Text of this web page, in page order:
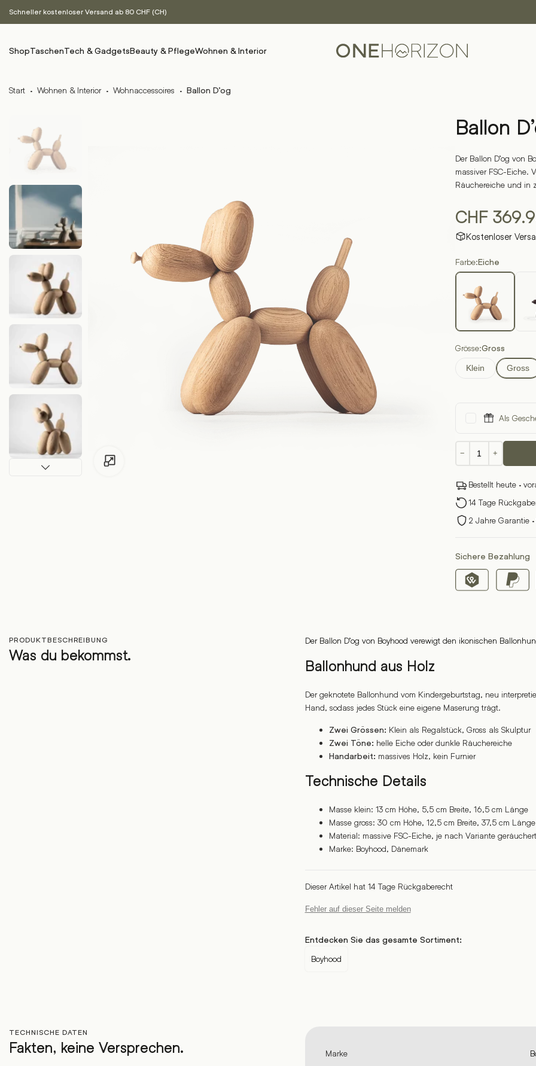
Schneller kostenloser Versand ab 80 CHF (CH)
ShopTaschenTech & GadgetsBeauty & PflegeWohnen & Interior
Start · Wohnen & Interior · Wohnaccessoires · Ballon D’og
Ballon
Der Ballon D’og von
massiver FSC-Eiche.
Räuchereiche und in
CHF
Kostenloser
Farbe:Eiche
Grösse:Gross
Klein Gross
Als
−
D'og
+
Bestellt heute ·
14 Tage
2 Jahre Garantie
Sichere Bezahlung
PRODUKTBESCHREIBUNG
Was du bekommst.
Der Ballon D’og von Boyhood verewigt den ikonischen
Ballonhund aus Holz
Der geknotete Ballonhund vom Kindergeburtstag, neu
Hand, sodass jedes Stück eine eigene Maserung trägt.
Zwei Grössen: Klein als Regalstück, Gross als Skulptur
Zwei Töne: helle Eiche oder dunkle Räuchereiche
Handarbeit: massives Holz, kein Furnier
Technische Details
Masse klein: 13 cm Höhe, 5,5 cm Breite, 16,5 cm Länge
Masse gross: 30 cm Höhe, 12,5 cm Breite, 37,5 cm Länge
Material: massive FSC-Eiche, je nach Variante geräuchert
Marke: Boyhood, Dänemark
Dieser Artikel hat 14 Tage Rückgaberecht
Fehler auf dieser Seite melden
Entdecken Sie das gesamte Sortiment:
Boyhood
TECHNISCHE DATEN
Fakten, keine Versprechen. Marke